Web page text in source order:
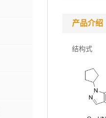
产品介绍
结构式